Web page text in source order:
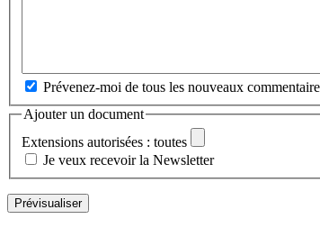
Prévenez-moi de tous les nouveaux
Ajouter un document
Extensions autorisées : toutes
Je veux recevoir la Newsletter